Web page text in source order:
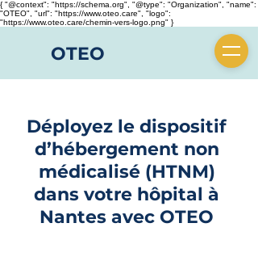
{ "@context": "https://schema.org", "@type": "Organization", "name":
"OTEO", "url": "https://www.oteo.care", "logo":
"https://www.oteo.care/chemin-vers-logo.png" }
OTEO
Déployez le dispositif
d’hébergement non
médicalisé (HTNM)
dans votre hôpital à
Nantes avec OTEO